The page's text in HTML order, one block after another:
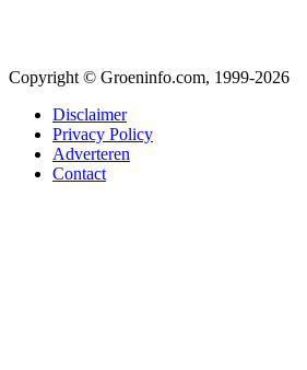
Copyright © Groeninfo.com, 1999-2026
Disclaimer
Privacy Policy
Adverteren
Contact